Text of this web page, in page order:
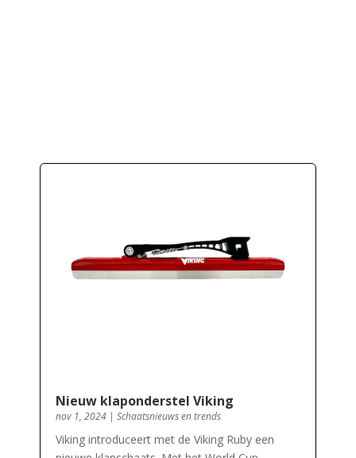
Nieuw klaponderstel Viking
nov 1, 2024| Schaatsnieuws en trends
Viking introduceert met de Viking Ruby een